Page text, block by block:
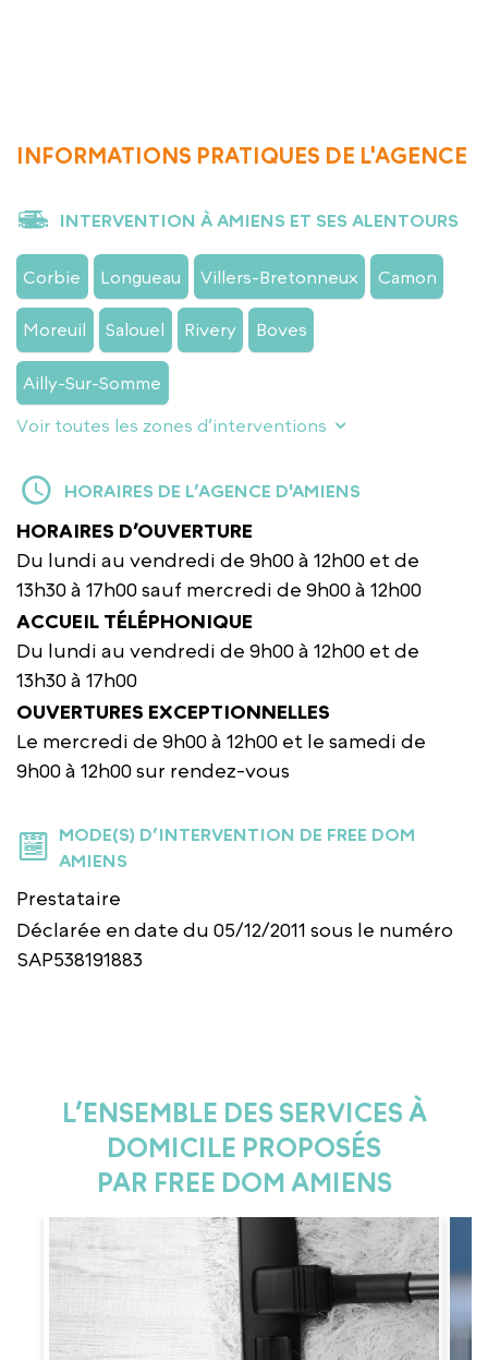
INFORMATIONS PRATIQUES DE L'AGENCE
INTERVENTION À AMIENS ET SES ALENTOURS
Corbie Longueau Villers-Bretonneux Camon
Moreuil Salouel Rivery Boves
Ailly-Sur-Somme
Voir toutes les zones d’interventions
HORAIRES DE L’AGENCE D'AMIENS
HORAIRES D’OUVERTURE
Du lundi au vendredi de 9h00 à 12h00 et de
13h30 à 17h00 sauf mercredi de 9h00 à 12h00
ACCUEIL TÉLÉPHONIQUE
Du lundi au vendredi de 9h00 à 12h00 et de
13h30 à 17h00
OUVERTURES EXCEPTIONNELLES
Le mercredi de 9h00 à 12h00 et le samedi de
9h00 à 12h00 sur rendez-vous
MODE(S) D’INTERVENTION DE FREE DOM
AMIENS
Prestataire
Déclarée en date du 05/12/2011 sous le numéro
SAP538191883
L’ENSEMBLE DES SERVICES À
DOMICILE PROPOSÉS
PAR FREE DOM AMIENS